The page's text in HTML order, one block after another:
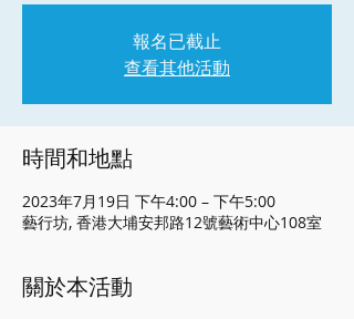
報名已截止
查看其他活動
時間和地點
2023年7月19日 下午4:00 – 下午5:00
藝行坊, 香港大埔安邦路12號藝術中心108室
關於本活動